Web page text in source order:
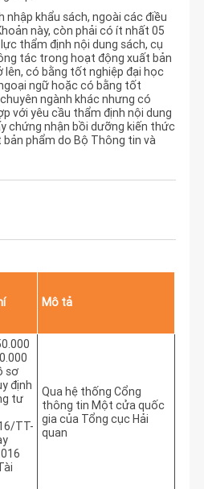
nhập khẩu sách, ngoài các điều
này, còn phải có ít nhất 05
thẩm định nội dung sách, cụ
tác trong hoạt động xuất bản
có bằng tốt nghiệp đại học
ngữ hoặc có bằng tốt
ngành khác nhưng có
với yêu cầu thẩm định nội dung
chứng nhận bồi dưỡng kiến thức
phẩm do Bộ Thông tin và
Mô tả
sơ
định
tư
TT-
Qua hệ thống Cổng
thông tin Một cửa quốc
gia của Tổng cục Hải
quan